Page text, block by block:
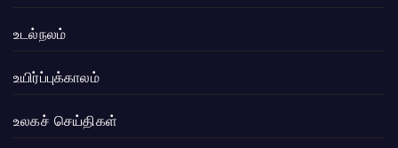
உடல்நலம்
உயிர்ப்புக்காலம்
உலகச் செய்திகள்